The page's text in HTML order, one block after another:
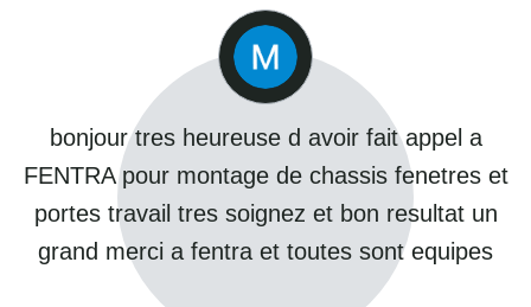
bonjour tres heureuse d avoir fait appel a
FENTRA pour montage de chassis fenetres et
portes travail tres soignez et bon resultat un
grand merci a fentra et toutes sont equipes